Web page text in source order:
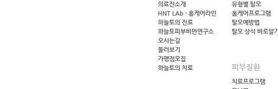
의료진소개
HNT LAb - 홈케어라인
하늘토의 진료
하늘토피부비만연구소
오시는길
둘러보기
가맹점모집
하늘토의 치료
유형별 탈모
홈케어프로그램
탈모예방법
탈모 상식 바로알기
피부질환
치료프로그램